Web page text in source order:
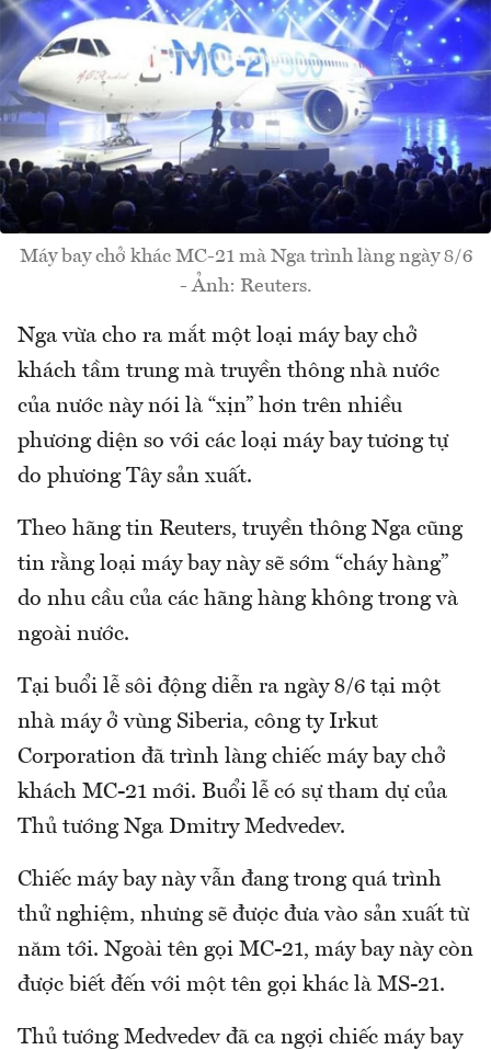
Máy bay chở khác MC-21 mà Nga trình làng ngày 8/6
- Ảnh: Reuters.
Nga vừa cho ra mắt một loại máy bay chở
khách tầm trung mà truyền thông nhà nước
của nước này nói là “xịn” hơn trên nhiều
phương diện so với các loại máy bay tương tự
do phương Tây sản xuất.
Theo hãng tin Reuters, truyền thông Nga cũng
tin rằng loại máy bay này sẽ sớm “cháy hàng”
do nhu cầu của các hãng hàng không trong và
ngoài nước.
Tại buổi lễ sôi động diễn ra ngày 8/6 tại một
nhà máy ở vùng Siberia, công ty Irkut
Corporation đã trình làng chiếc máy bay chở
khách MC-21 mới. Buổi lễ có sự tham dự của
Thủ tướng Nga Dmitry Medvedev.
Chiếc máy bay này vẫn đang trong quá trình
thử nghiệm, nhưng sẽ được đưa vào sản xuất từ
năm tới. Ngoài tên gọi MC-21, máy bay này còn
được biết đến với một tên gọi khác là MS-21.
Thủ tướng Medvedev đã ca ngợi chiếc máy bay